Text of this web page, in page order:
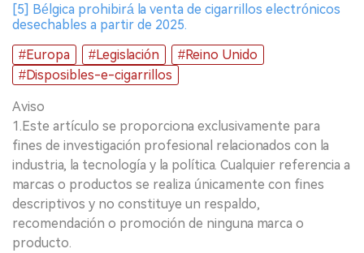
[5] Bélgica prohibirá la venta de cigarrillos electrónicos
desechables a partir de 2025.
#Europa
#Legislación
#Reino Unido
#Disposibles-e-cigarrillos
Aviso
1.Este artículo se proporciona exclusivamente para
fines de investigación profesional relacionados con la
industria, la tecnología y la política. Cualquier referencia a
marcas o productos se realiza únicamente con fines
descriptivos y no constituye un respaldo,
recomendación o promoción de ninguna marca o
producto.